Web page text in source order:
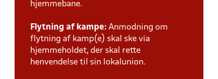
hjemmebane.
Flytning af kampe: Anmodning om
flytning af kamp(e) skal ske via
hjemmeholdet, der skal rette
henvendelse til sin lokalunion.